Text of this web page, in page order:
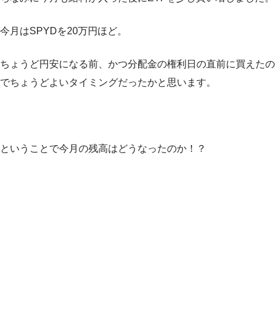
今月はSPYDを20万円ほど。
ちょうど円安になる前、かつ分配金の権利日の直前に買えたの
でちょうどよいタイミングだったかと思います。
ということで今月の残高はどうなったのか！？